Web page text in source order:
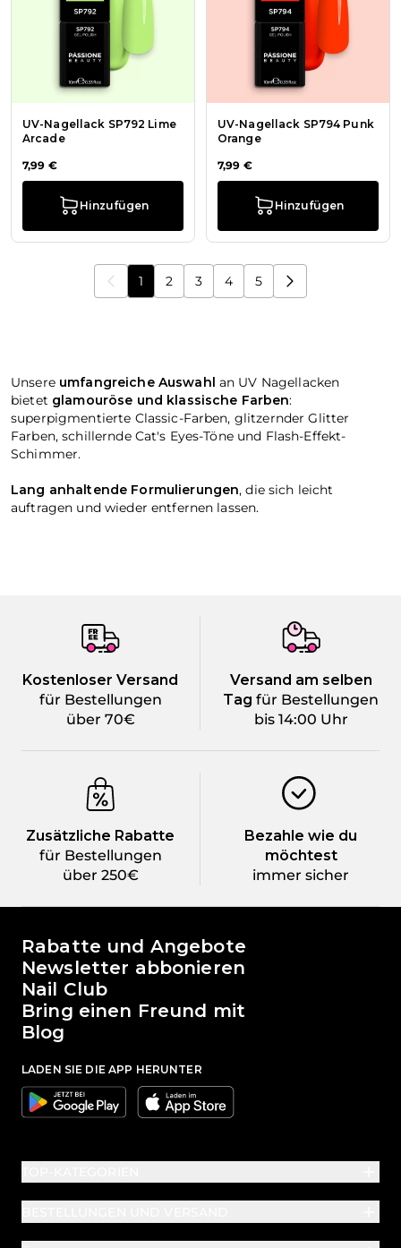
UV-Nagellack SP792 Lime
Arcade
7,99 €
Hinzufügen
UV-Nagellack SP794 Punk
Orange
7,99 €
Hinzufügen
Sie lesen gerade die Seite
1 Seite
2 Seite
3 Seite
4 Seite
5
Unsere umfangreiche Auswahl an UV Nagellacken
bietet glamouröse und klassische Farben:
superpigmentierte Classic-Farben, glitzernder Glitter
Farben, schillernde Cat's Eyes-Töne und Flash-Effekt-
Schimmer.
Lang anhaltende Formulierungen, die sich leicht
auftragen und wieder entfernen lassen.
Kostenloser Versand
für Bestellungen
über 70€
Versand am selben
Tag für Bestellungen
bis 14:00 Uhr
Zusätzliche Rabatte
für Bestellungen
über 250€
Bezahle wie du
möchtest
immer sicher
Die Welt von Passione Beauty
Rabatte und Angebote
Newsletter abbonieren
Nail Club
Bring einen Freund mit
Blog
LADEN SIE DIE APP HERUNTER
Google Apple